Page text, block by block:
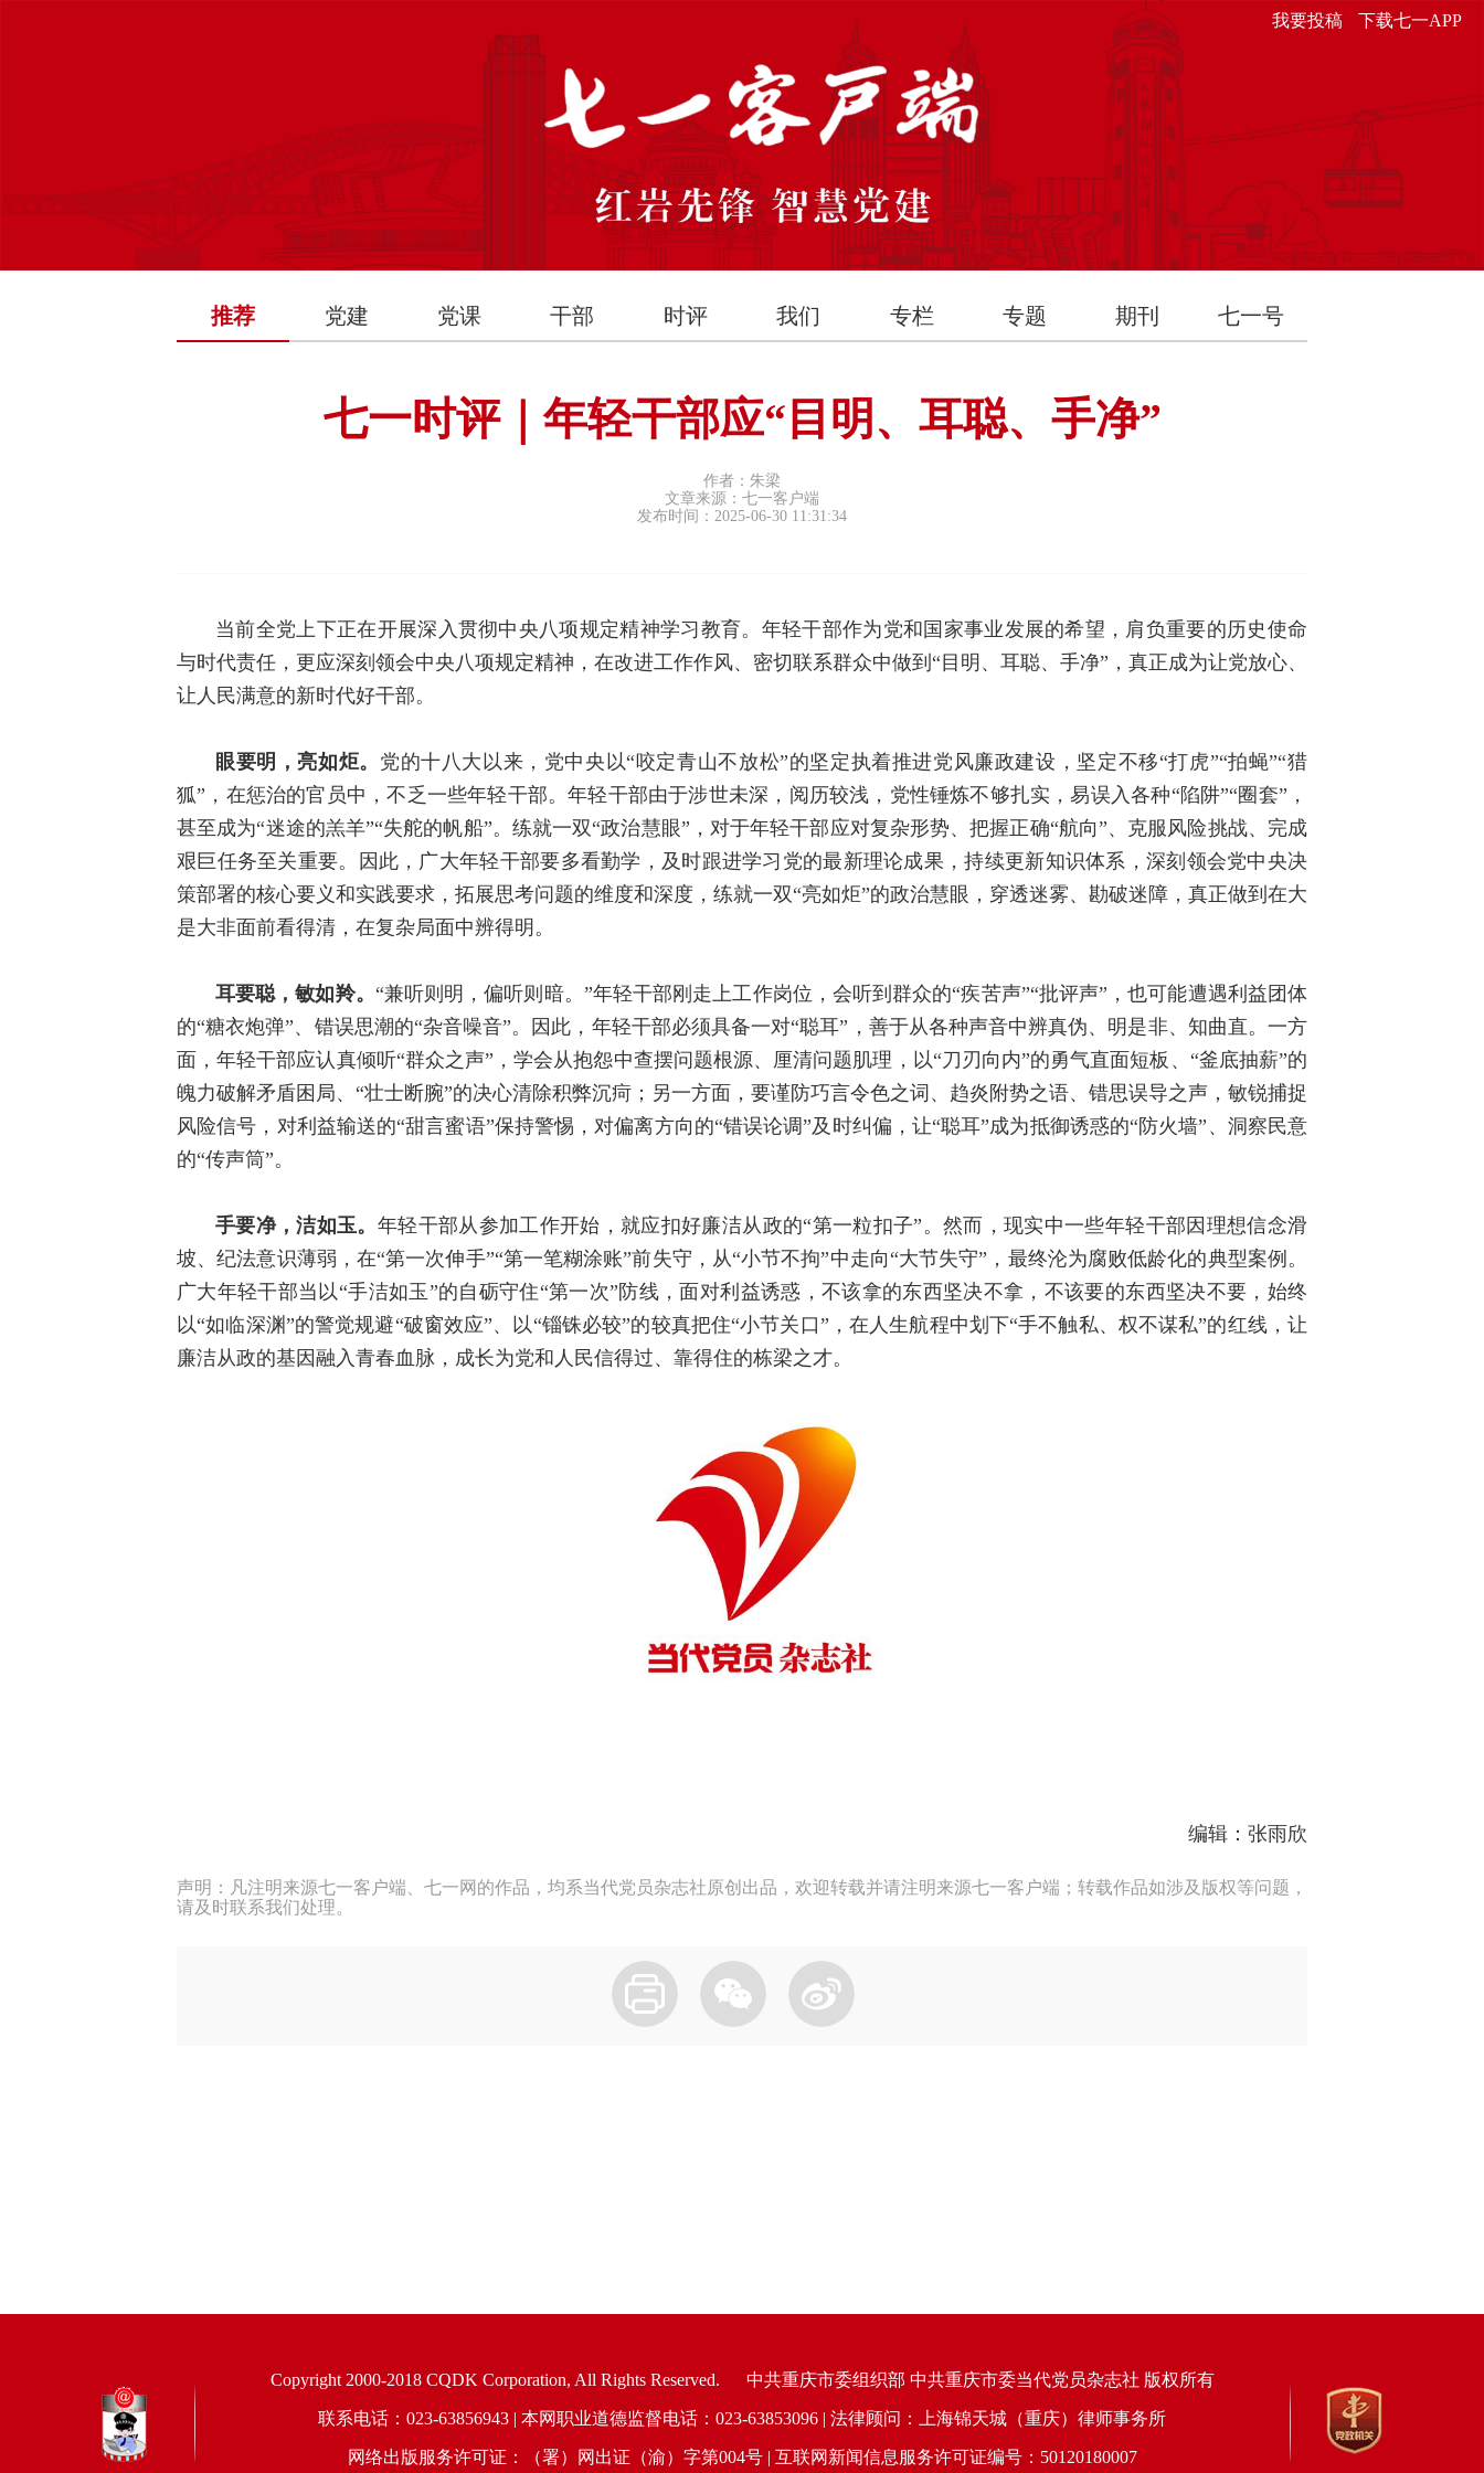
我要投稿 下载七一APP
推荐 党建 党课 干部 时评 我们 专栏 专题 期刊 七一号
七一时评｜年轻干部应“目明、耳聪、手净”
作者：朱梁
文章来源：七一客户端
发布时间：2025-06-30 11:31:34
当前全党上下正在开展深入贯彻中央八项规定精神学习教育。年轻干部作为党和国家事业发展的希望，肩负重要的历史使命
与时代责任，更应深刻领会中央八项规定精神，在改进工作作风、密切联系群众中做到“目明、耳聪、手净”，真正成为让党放心、
让人民满意的新时代好干部。
眼要明，亮如炬。 党的十八大以来，党中央以“咬定青山不放松”的坚定执着推进党风廉政建设，坚定不移“打虎”“拍蝇”“猎
狐”，在惩治的官员中，不乏一些年轻干部。年轻干部由于涉世未深，阅历较浅，党性锤炼不够扎实，易误入各种“陷阱”“圈套”，
甚至成为“迷途的羔羊”“失舵的帆船”。练就一双“政治慧眼”，对于年轻干部应对复杂形势、把握正确“航向”、克服风险挑战、完成
艰巨任务至关重要。因此，广大年轻干部要多看勤学，及时跟进学习党的最新理论成果，持续更新知识体系，深刻领会党中央决
策部署的核心要义和实践要求，拓展思考问题的维度和深度，练就一双“亮如炬”的政治慧眼，穿透迷雾、勘破迷障，真正做到在大
是大非面前看得清，在复杂局面中辨得明。
耳要聪，敏如羚。 “兼听则明，偏听则暗。”年轻干部刚走上工作岗位，会听到群众的“疾苦声”“批评声”，也可能遭遇利益团体
的“糖衣炮弹”、错误思潮的“杂音噪音”。因此，年轻干部必须具备一对“聪耳”，善于从各种声音中辨真伪、明是非、知曲直。一方
面，年轻干部应认真倾听“群众之声”，学会从抱怨中查摆问题根源、厘清问题肌理，以“刀刃向内”的勇气直面短板、“釜底抽薪”的
魄力破解矛盾困局、“壮士断腕”的决心清除积弊沉疴；另一方面，要谨防巧言令色之词、趋炎附势之语、错思误导之声，敏锐捕捉
风险信号，对利益输送的“甜言蜜语”保持警惕，对偏离方向的“错误论调”及时纠偏，让“聪耳”成为抵御诱惑的“防火墙”、洞察民意
的“传声筒”。
手要净，洁如玉。 年轻干部从参加工作开始，就应扣好廉洁从政的“第一粒扣子”。然而，现实中一些年轻干部因理想信念滑
坡、纪法意识薄弱，在“第一次伸手”“第一笔糊涂账”前失守，从“小节不拘”中走向“大节失守”，最终沦为腐败低龄化的典型案例。
广大年轻干部当以“手洁如玉”的自砺守住“第一次”防线，面对利益诱惑，不该拿的东西坚决不拿，不该要的东西坚决不要，始终
以“如临深渊”的警觉规避“破窗效应”、以“锱铢必较”的较真把住“小节关口”，在人生航程中划下“手不触私、权不谋私”的红线，让
廉洁从政的基因融入青春血脉，成长为党和人民信得过、靠得住的栋梁之才。
编辑：张雨欣
声明：凡注明来源七一客户端、七一网的作品，均系当代党员杂志社原创出品，欢迎转载并请注明来源七一客户端；转载作品如涉及版权等问题，
请及时联系我们处理。
Copyright 2000-2018 CQDK Corporation, All Rights Reserved. 中共重庆市委组织部 中共重庆市委当代党员杂志社 版权所有
联系电话：023-63856943 | 本网职业道德监督电话：023-63853096 | 法律顾问：上海锦天城（重庆）律师事务所
网络出版服务许可证：（署）网出证（渝）字第004号 | 互联网新闻信息服务许可证编号：50120180007